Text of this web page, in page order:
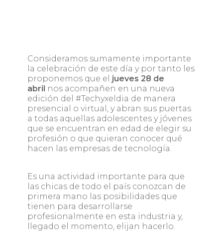
Consideramos sumamente importante
la celebración de este día y por tanto les
proponemos que el jueves 28 de
abril nos acompañen en una nueva
edición del #Techyxeldia de manera
presencial o virtual , y abran sus puertas
a todas aquellas adolescentes y jóvenes
que se encuentran en edad de elegir su
profesión o que quieran conocer qué
hacen las empresas de tecnología.
Es una actividad importante para que
las chicas de todo el país conozcan de
primera mano las posibilidades que
tienen para desarrollarse
profesionalmente en esta industria y,
llegado el momento, elijan hacerlo.